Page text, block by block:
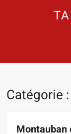
Catégorie :
Montauban